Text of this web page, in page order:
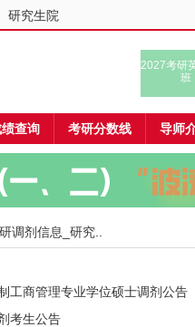
研究生院
2027考研
班
查询 考研分数线 导师
调剂信息_研究..
工商管理专业学位硕士调剂公告
考生公告